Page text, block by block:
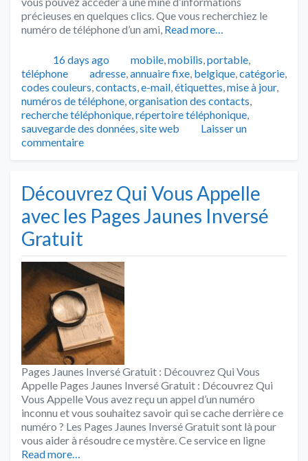
précieuses en quelques clics. Que vous recherchiez le
numéro de téléphone d’un ami, Read more…
Publié16 days ago Catégories
mobile,mobilis,portable,
téléphone
Tags
adresse,annuaire fixe, belgique,catégorie,
codes couleurs,contacts,e-mail,étiquettes,mise à jour,
numéros de téléphone,organisation des contacts,
recherche téléphonique,répertoire téléphonique,
sauvegarde des données,site web
Laisser un
commentaire
Découvrez Qui Vous Appelle
avec les Pages Jaunes Inversé
Gratuit
Pages Jaunes Inversé Gratuit : Découvrez Qui Vous
Appelle Pages Jaunes Inversé Gratuit : Découvrez Qui
Vous Appelle Vous avez reçu un appel d’un numéro
inconnu et vous souhaitez savoir qui se cache derrière ce
numéro ? Les Pages Jaunes Inversé Gratuit sont là pour
vous aider à résoudre ce mystère. Ce service en ligne
Read more…